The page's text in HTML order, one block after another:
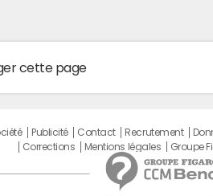
cette page
Publicité Contact Recrutement
Corrections
Mentions légales Groupe